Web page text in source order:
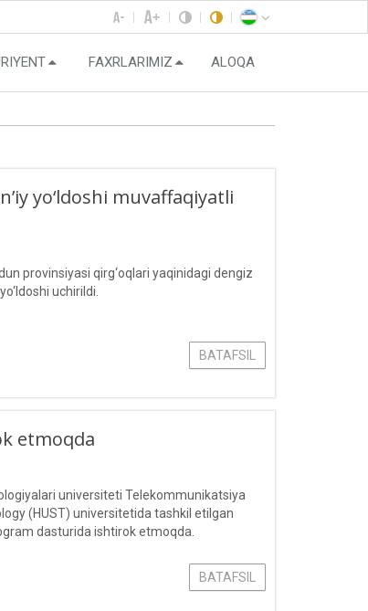
FAXRLARIMIZ ALOQA
yo‘ldoshi muvaffaqiyatli
provinsiyasi qirg‘oqlari yaqinidagi dengiz
uchirildi.
BATAFSIL
etmoqda
universiteti Telekommunikatsiya
(HUST) universitetida tashkil etilgan
dasturida ishtirok etmoqda.
BATAFSIL